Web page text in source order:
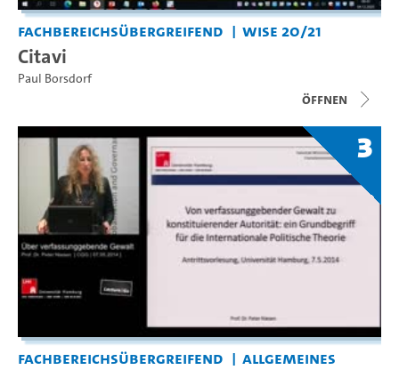
Fachbereichsübergreifend WiSe 20/21
Citavi
Paul Borsdorf
Öffnen
3
Fachbereichsübergreifend
Allgemeines